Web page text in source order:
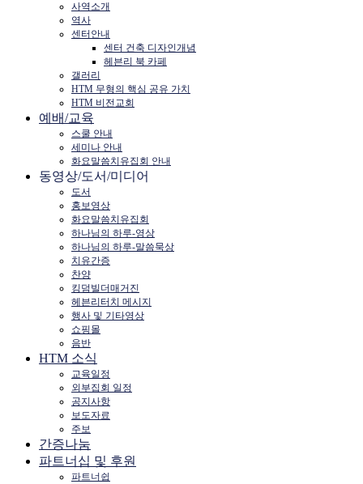
사역소개
역사
센터안내
센터 건축 디자인개념
헤븐리 북 카페
갤러리
HTM 무형의 핵심 공유 가치
HTM 비전교회
예배/교육
스쿨 안내
세미나 안내
화요말씀치유집회 안내
동영상/도서/미디어
도서
홍보영상
화요말씀치유집회
하나님의 하루-영상
하나님의 하루-말씀묵상
치유간증
찬양
킹덤빌더매거진
헤븐리터치 메시지
행사 및 기타영상
쇼핑몰
음반
HTM 소식
교육일정
외부집회 일정
공지사항
보도자료
주보
간증나눔
파트너십 및 후원
파트너쉽